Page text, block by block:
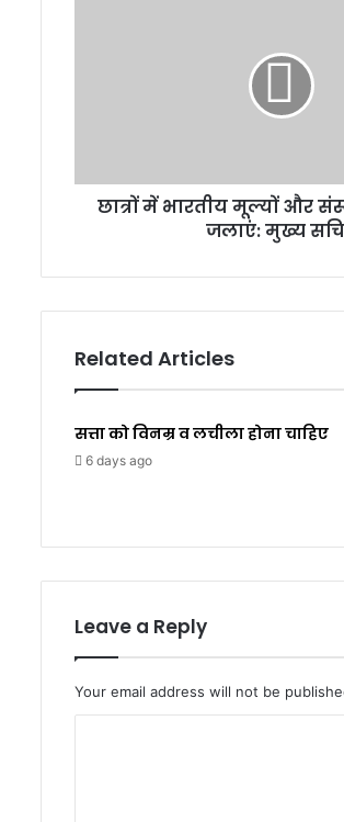
छात्रों में भारतीय मूल्यों और
जलाएं: मुख्य
Related Articles
सत्ता को विनम्र व लचीला होना चाहिए
6 days ago
Leave a Reply
Your email address will not be